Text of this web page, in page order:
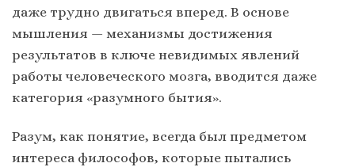
даже трудно двигаться вперед. В основе
мышления — механизмы достижения
результатов в ключе невидимых явлений
работы человеческого мозга, вводится даже
категория «разумного бытия».
Разум, как понятие, всегда был предметом
интереса философов, которые пытались